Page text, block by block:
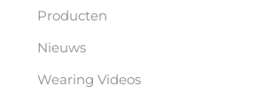
Producten
Nieuws
Wearing Videos